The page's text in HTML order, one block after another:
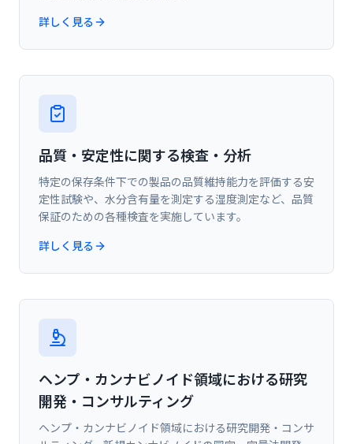
詳しく見る
品質・安定性に関する検査・分析
特定の保存条件下での製品の品質維持能力を評価する安
定性試験や、水分含有量を測定する湿度測定など、品質
保証のための各種検査を実施しています。
詳しく見る
ヘンプ・カンナビノイド領域における研究
開発・コンサルティング
ヘンプ・カンナビノイド領域における研究開発・コンサ